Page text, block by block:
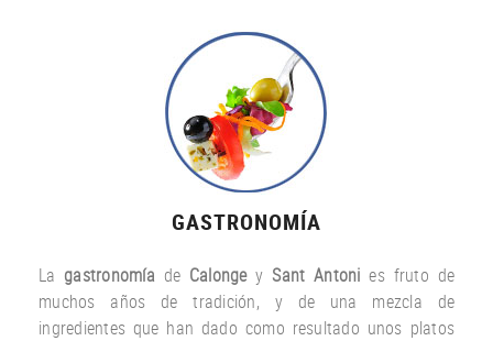
GASTRONOMÍA
La gastronomía de Calongey Sant Antoni es fruto de
muchos años
de tradición, y de una mezcla
de
ingredientes que han dado como resultado unos platos